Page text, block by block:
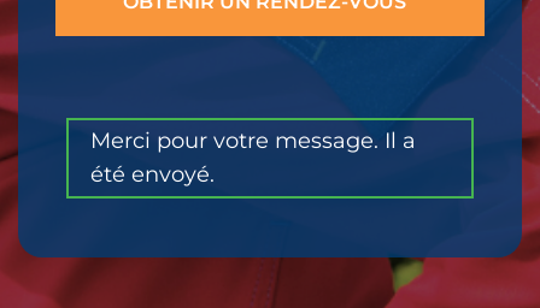
Merci pour votre message. Il a
été envoyé.